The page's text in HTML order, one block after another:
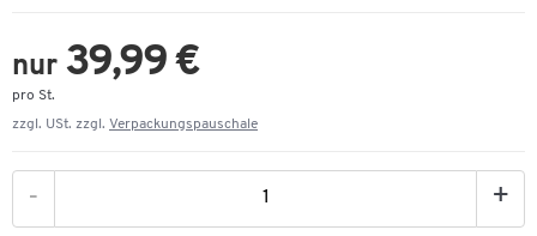
nur 39,99 €
pro St.
zzgl. USt. zzgl. Verpackungspauschale
- +